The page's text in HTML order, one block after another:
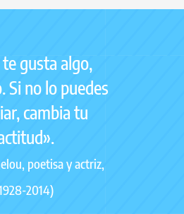
te gusta algo,
Si no lo puedes
cambia tu
poetisa y actriz,
2014)